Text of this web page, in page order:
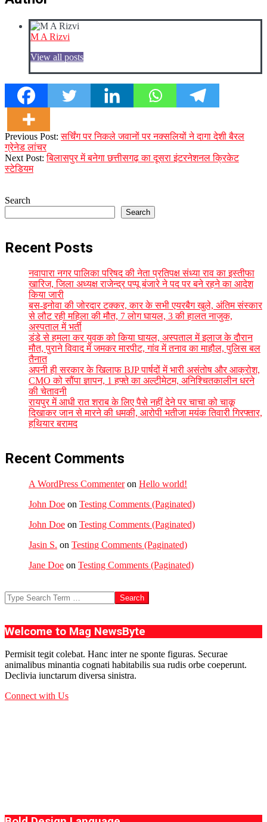
M A Rizvi
View all posts
2023-
12-
28
Previous Post:सर्चिंग पर निकले जवानों पर नक्सलियों ने दागा देशी बैरल
ग्रेनेड लांचर
Next Post:बिलासपुर में बनेगा छत्तीसगढ़ का दूसरा इंटरनेशनल क्रिकेट
स्टेडियम
Search
Search
Recent Posts
नवापारा नगर पालिका परिषद की नेता प्रतिपक्ष संध्या राव का इस्तीफा
खारिज, जिला अध्यक्ष राजेन्द्र पप्पू बंजारे ने पद पर बने रहने का आदेश
किया जारी
बस-इनोवा की जोरदार टक्कर, कार के सभी एयरबैग खुले, अंतिम संस्कार
से लौट रही महिला की मौत, 7 लोग घायल, 3 की हालत नाजुक,
अस्पताल में भर्ती
डंडे से हमला कर युवक को किया घायल, अस्पताल में इलाज के दौरान
मौत, पुराने विवाद में जमकर मारपीट, गांव में तनाव का माहौल, पुलिस बल
तैनात
अपनी ही सरकार के खिलाफ BJP पार्षदों में भारी असंतोष और आक्रोश,
CMO को सौंपा ज्ञापन, 1 हफ्ते का अल्टीमेटम, अनिश्चितकालीन धरने
की चेतावनी
रायपुर में आधी रात शराब के लिए पैसे नहीं देने पर चाचा को चाकू
दिखाकर जान से मारने की धमकी, आरोपी भतीजा मयंक तिवारी गिरफ्तार,
हथियार बरामद
Recent Comments
A WordPress Commenteron Hello world!
John Doe on Testing Comments (Paginated)
John Doe on Testing Comments (Paginated)
Jasin S. on Testing Comments (Paginated)
Jane Doe on Testing Comments (Paginated)
Search
Welcome to Mag NewsByte
Permisit tegit colebat. Hanc inter ne sponte figuras. Securae
animalibus minantia cognati habitabilis sua rudis orbe coeperunt.
Declivia iunctarum diversa sinistra.
Connect with Us